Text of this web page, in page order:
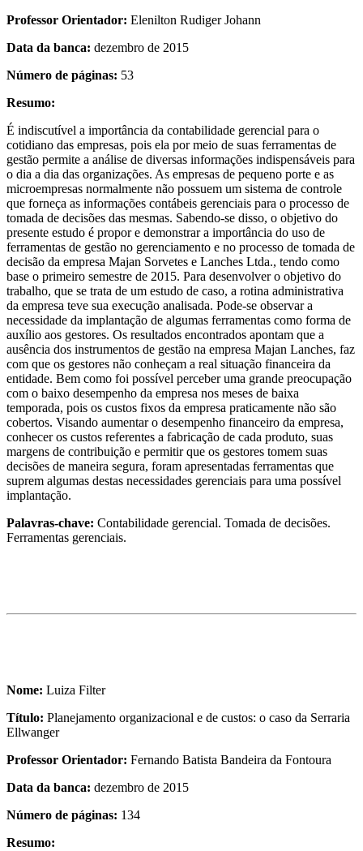
Professor Orientador: Elenilton Rudiger Johann
Data da banca: dezembro de 2015
Número de páginas: 53
Resumo:
É indiscutível a importância da contabilidade gerencial para o
cotidiano das empresas, pois ela por meio de suas ferramentas de
gestão permite a análise de diversas informações indispensáveis para
o dia a dia das organizações. As empresas de pequeno porte e as
microempresas normalmente não possuem um sistema de controle
que forneça as informações contábeis gerenciais para o processo de
tomada de decisões das mesmas. Sabendo-se disso, o objetivo do
presente estudo é propor e demonstrar a importância do uso de
ferramentas de gestão no gerenciamento e no processo de tomada de
decisão da empresa Majan Sorvetes e Lanches Ltda., tendo como
base o primeiro semestre de 2015. Para desenvolver o objetivo do
trabalho, que se trata de um estudo de caso, a rotina administrativa
da empresa teve sua execução analisada. Pode-se observar a
necessidade da implantação de algumas ferramentas como forma de
auxílio aos gestores. Os resultados encontrados apontam que a
ausência dos instrumentos de gestão na empresa Majan Lanches, faz
com que os gestores não conheçam a real situação financeira da
entidade. Bem como foi possível perceber uma grande preocupação
com o baixo desempenho da empresa nos meses de baixa
temporada, pois os custos fixos da empresa praticamente não são
cobertos. Visando aumentar o desempenho financeiro da empresa,
conhecer os custos referentes a fabricação de cada produto, suas
margens de contribuição e permitir que os gestores tomem suas
decisões de maneira segura, foram apresentadas ferramentas que
suprem algumas destas necessidades gerenciais para uma possível
implantação.
Palavras-chave: Contabilidade gerencial. Tomada de decisões.
Ferramentas gerenciais.
Nome: Luiza Filter
Título: Planejamento organizacional e de custos: o caso da Serraria
Ellwanger
Professor Orientador: Fernando Batista Bandeira da Fontoura
Data da banca: dezembro de 2015
Número de páginas: 134
Resumo: